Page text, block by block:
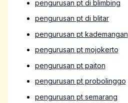
pengurusan pt di blimbing
pengurusan pt di blitar
pengurusan pt kademangan
pengurusan pt mojokerto
pengurusan pt paiton
pengurusan pt probolinggo
pengurusan pt semarang